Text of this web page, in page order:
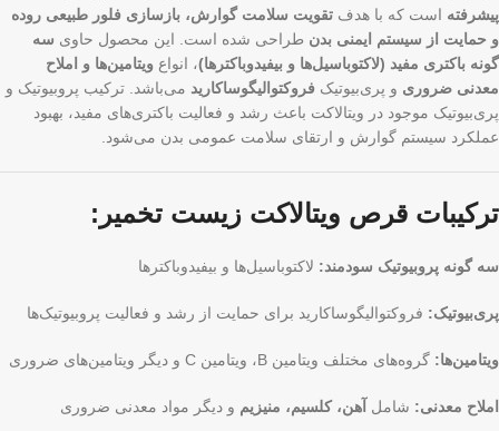
پیشرفته است که با هدف تقویت سلامت گوارش، بازسازی فلور طبیعی روده
و حمایت از سیستم ایمنی بدن طراحی شده است. این محصول حاوی سه
گونه باکتری مفید (لاکتوباسیل‌ها و بیفیدوباکترها)، انواع ویتامین‌ها و املاح
معدنی ضروری و پری‌بیوتیک فروکتوالیگوساکارید می‌باشد. ترکیب پروبیوتیک و
پری‌بیوتیک موجود در ویتالاکت باعث رشد و فعالیت باکتری‌های مفید، بهبود
عملکرد سیستم گوارش و ارتقای سلامت عمومی بدن می‌شود.
ترکیبات قرص ویتالاکت زیست تخمیر:
سه گونه پروبیوتیک سودمند: لاکتوباسیل‌ها و بیفیدوباکترها
پری‌بیوتیک: فروکتوالیگوساکارید برای حمایت از رشد و فعالیت پروبیوتیک‌ها
ویتامین‌ها: گروه‌های مختلف ویتامین B، ویتامین C و دیگر ویتامین‌های ضروری
املاح معدنی: شامل آهن، کلسیم، منیزیم و دیگر مواد معدنی ضروری